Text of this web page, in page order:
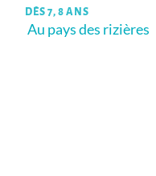
DÈS 7, 8 ANS
Au pays des rizières